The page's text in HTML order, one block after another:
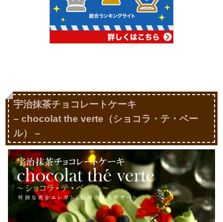
宇治抹茶チョコレートケーキ
– chocolat the verte（ショコラ・テ・ベー
ル） –